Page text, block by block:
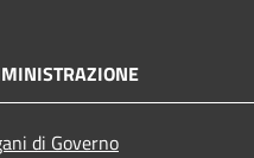
di Governo